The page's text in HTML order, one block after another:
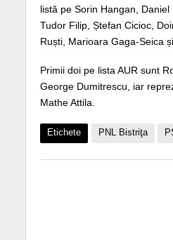
listă pe Sorin Hangan,
Tudor Filip, Ștefan Cicioc,
Ruști, Marioara Gaga-Seica
Primii doi pe lista AUR sunt
George Dumitrescu, iar
Mathe Attila.
Etichete PNL Bistriţa